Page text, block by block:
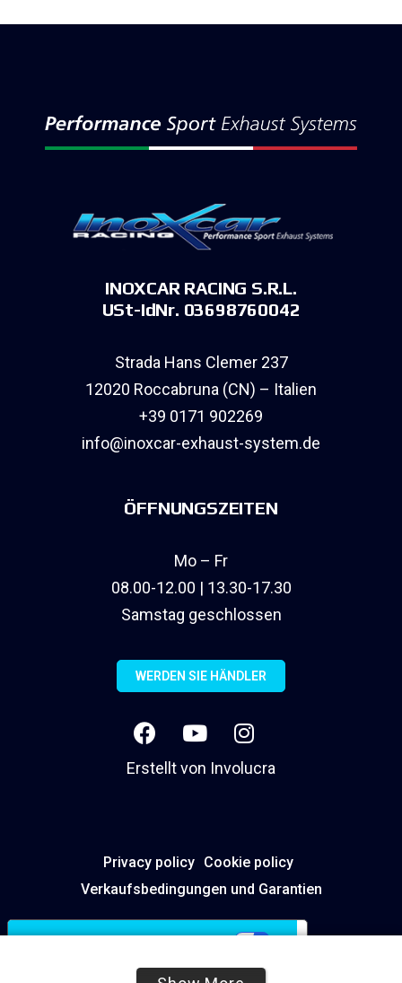
INOXCAR RACING S.R.L.
USt-IdNr. 03698760042
Strada Hans Clemer 237
12020 Roccabruna (CN) – Italien
+39 0171 902269
info@inoxcar-exhaust-system.de
ÖFFNUNGSZEITEN
Mo – Fr
08.00-12.00 | 13.30-17.30
Samstag geschlossen
WERDEN SIE HÄNDLER
Erstellt von Involucra
Privacy policy Cookie policy
Verkaufsbedingungen und Garantien